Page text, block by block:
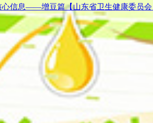
心信息——增豆篇【山东省卫生健康委员